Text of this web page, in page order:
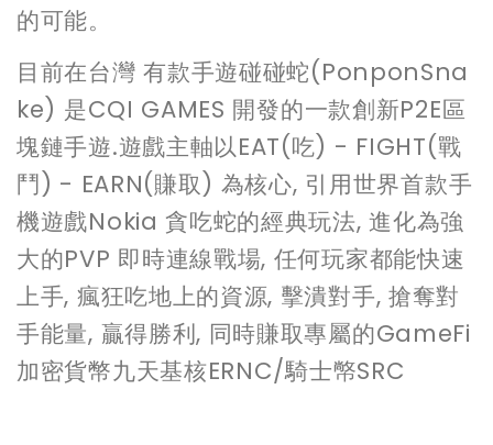
的可能。
目前在台灣 有款手遊碰碰蛇(PonponSna
ke) 是CQI GAMES 開發的一款創新P2E區
塊鏈手遊.遊戲主軸以EAT(吃) - FIGHT(戰
鬥) - EARN(賺取) 為核心, 引用世界首款手
機遊戲Nokia 貪吃蛇的經典玩法, 進化為強
大的PVP 即時連線戰場, 任何玩家都能快速
上手, 瘋狂吃地上的資源, 擊潰對手, 搶奪對
手能量, 贏得勝利, 同時賺取專屬的GameFi
加密貨幣九天基核ERNC/騎士幤SRC